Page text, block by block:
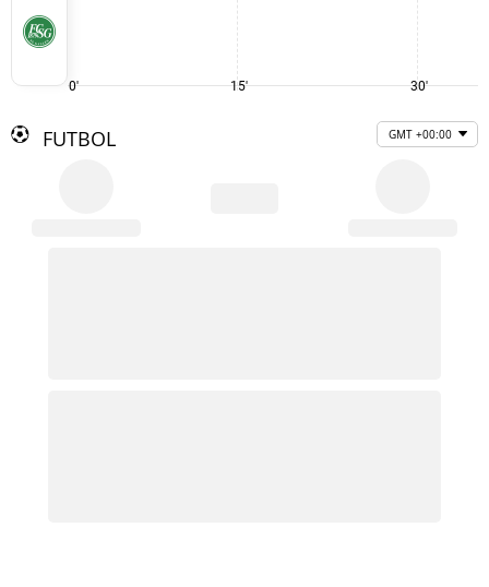
0' 15' 30'
FUTBOL GMT +00:00